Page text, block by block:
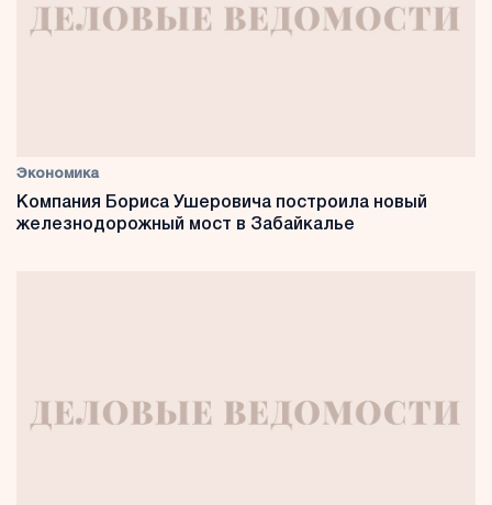
Экономика
Компания Бориса Ушеровича построила новый
железнодорожный мост в Забайкалье